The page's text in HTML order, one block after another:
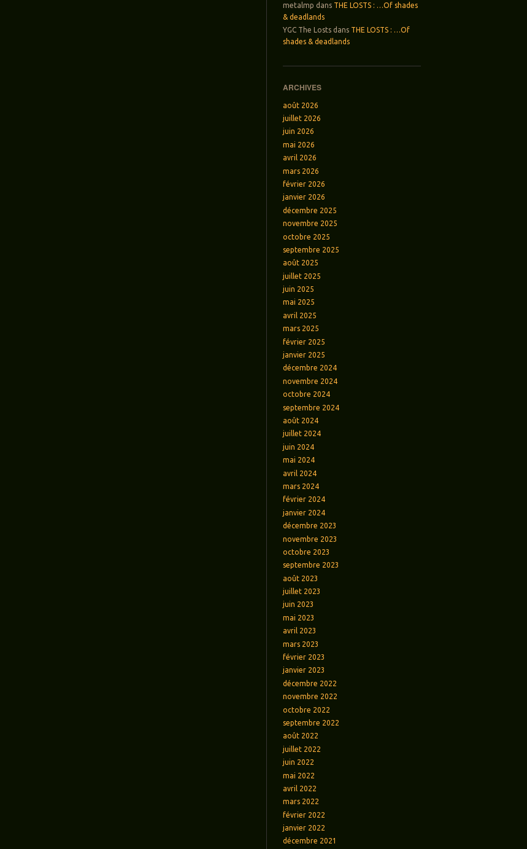
metalmp dans THE LOSTS : …Of shades
& deadlands
YGC The Losts dans THE LOSTS : …Of
shades & deadlands
ARCHIVES
août 2026
juillet 2026
juin 2026
mai 2026
avril 2026
mars 2026
février 2026
janvier 2026
décembre 2025
novembre 2025
octobre 2025
septembre 2025
août 2025
juillet 2025
juin 2025
mai 2025
avril 2025
mars 2025
février 2025
janvier 2025
décembre 2024
novembre 2024
octobre 2024
septembre 2024
août 2024
juillet 2024
juin 2024
mai 2024
avril 2024
mars 2024
février 2024
janvier 2024
décembre 2023
novembre 2023
octobre 2023
septembre 2023
août 2023
juillet 2023
juin 2023
mai 2023
avril 2023
mars 2023
février 2023
janvier 2023
décembre 2022
novembre 2022
octobre 2022
septembre 2022
août 2022
juillet 2022
juin 2022
mai 2022
avril 2022
mars 2022
février 2022
janvier 2022
décembre 2021